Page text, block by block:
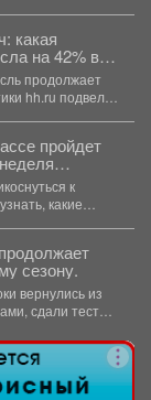
какая
на 42% в
продолжает
пройдет
к
какие
сезону.
вернулись из
сдали тесты,